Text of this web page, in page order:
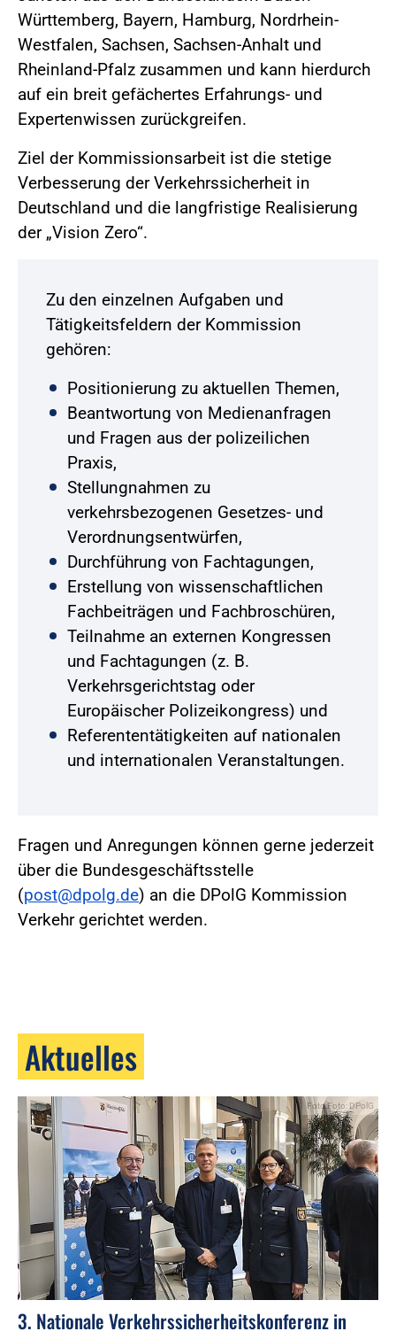
Württemberg, Bayern, Hamburg, Nordrhein-
Westfalen, Sachsen, Sachsen-Anhalt und
Rheinland-Pfalz zusammen und kann hierdurch
auf ein breit gefächertes Erfahrungs- und
Expertenwissen zurückgreifen.
Ziel der Kommissionsarbeit ist die stetige
Verbesserung der Verkehrssicherheit in
Deutschland und die langfristige Realisierung
der „Vision Zero“.
Zu den einzelnen Aufgaben und
Tätigkeitsfeldern der Kommission
gehören:
Positionierung zu aktuellen Themen,
Beantwortung von Medienanfragen
und Fragen aus der polizeilichen
Praxis,
Stellungnahmen zu
verkehrsbezogenen Gesetzes- und
Verordnungsentwürfen,
Durchführung von Fachtagungen,
Erstellung von wissenschaftlichen
Fachbeiträgen und Fachbroschüren,
Teilnahme an externen Kongressen
und Fachtagungen (z. B.
Verkehrsgerichtstag oder
Europäischer Polizeikongress) und
Referententätigkeiten auf nationalen
und internationalen Veranstaltungen.
Fragen und Anregungen können gerne jederzeit
über die Bundesgeschäftsstelle
(post@dpolg.de) an die DPolG Kommission
Verkehr gerichtet werden.
Aktuelles
Foto:Foto: DPolG
3. Nationale Verkehrssicherheitskonferenz in